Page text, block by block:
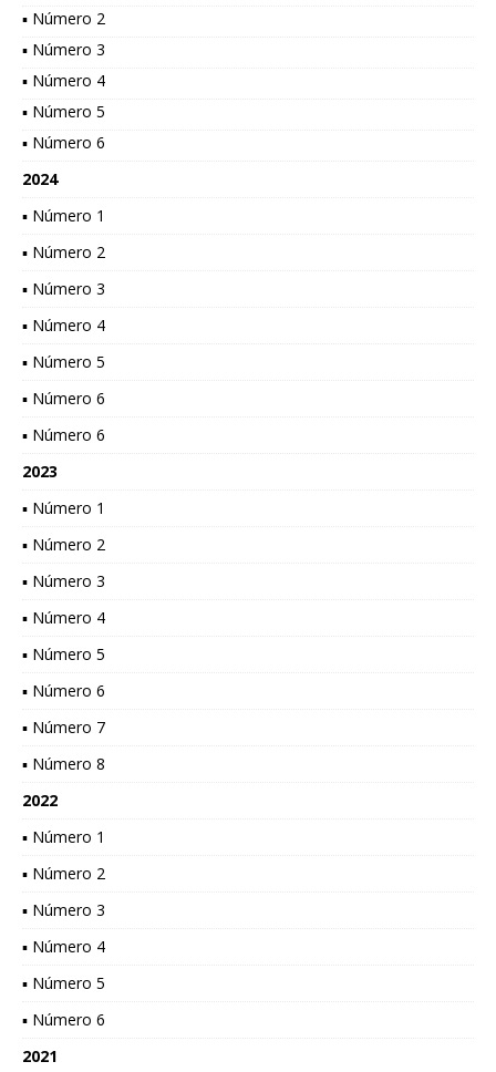
▪ Número 2
▪ Número 3
▪ Número 4
▪ Número 5
▪ Número 6
2024
▪ Número 1
▪ Número 2
▪ Número 3
▪ Número 4
▪ Número 5
▪ Número 6
▪ Número 6
2023
▪ Número 1
▪ Número 2
▪ Número 3
▪ Número 4
▪ Número 5
▪ Número 6
▪ Número 7
▪ Número 8
2022
▪ Número 1
▪ Número 2
▪ Número 3
▪ Número 4
▪ Número 5
▪ Número 6
2021